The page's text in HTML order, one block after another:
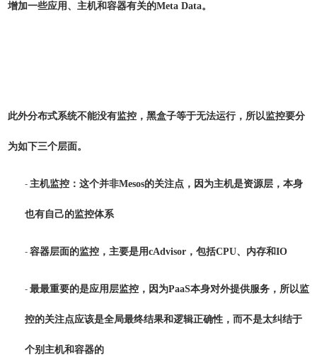
增加一些应用、主机和容器有关的Meta Data。
此外分布式系统不能没有监控，黑盒子等于无法运行，所以监控要分
为如下三个层面。
- 主机监控：这个并非Mesos的关注点，因为主机是资源层，本身
也有自己的监控体系
- 容器层面的监控，主要是用cAdvisor，包括CPU、内存和IO
- 最最重要的是应用层监控，因为PaaS本身对外提供服务，所以监
控的关注点应该是全局最终结果和逻辑正确性，而不是太纠结于
个别主机和容器的